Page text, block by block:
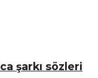
şarkı sözleri